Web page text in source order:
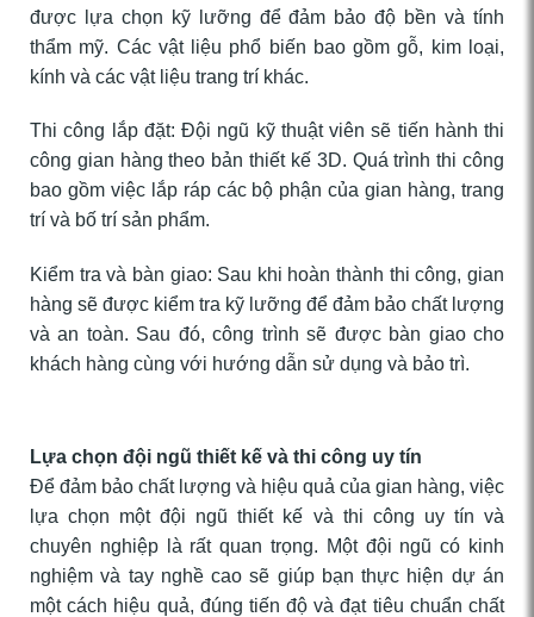
được lựa chọn kỹ lưỡng để đảm bảo độ bền và tính
thẩm mỹ. Các vật liệu phổ biến bao gồm gỗ, kim loại,
kính và các vật liệu trang trí khác.
Thi công lắp đặt: Đội ngũ kỹ thuật viên sẽ tiến hành thi
công gian hàng theo bản thiết kế 3D. Quá trình thi công
bao gồm việc lắp ráp các bộ phận của gian hàng, trang
trí và bố trí sản phẩm.
Kiểm tra và bàn giao: Sau khi hoàn thành thi công, gian
hàng sẽ được kiểm tra kỹ lưỡng để đảm bảo chất lượng
và an toàn. Sau đó, công trình sẽ được bàn giao cho
khách hàng cùng với hướng dẫn sử dụng và bảo trì.
Lựa chọn đội ngũ thiết kế và thi công uy tín
Để đảm bảo chất lượng và hiệu quả của gian hàng, việc
lựa chọn một đội ngũ thiết kế và thi công uy tín và
chuyên nghiệp là rất quan trọng. Một đội ngũ có kinh
nghiệm và tay nghề cao sẽ giúp bạn thực hiện dự án
một cách hiệu quả, đúng tiến độ và đạt tiêu chuẩn chất